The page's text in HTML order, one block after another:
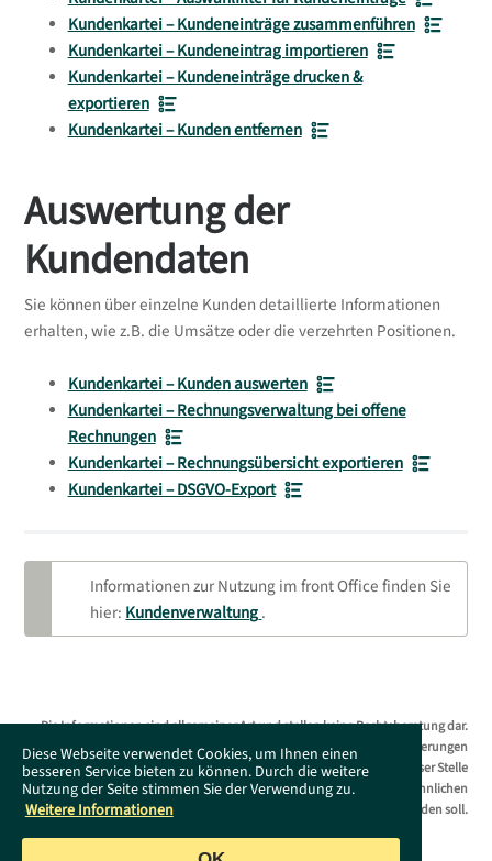
Diese Webseite verwendet Cookies, um Ihnen einen
besseren Service bieten zu können. Durch die weitere
Nutzung der Seite stimmen Sie der Verwendung zu.
Weitere Informationen
Kundenkartei – Kundeneinträge zusammenführen
Kundenkartei – Kundeneintrag importieren
Kundenkartei – Kundeneinträge drucken &
exportieren
Kundenkartei – Kunden entfernen
Auswertung der
Kundendaten
Sie können über einzelne Kunden detaillierte Informationen
erhalten, wie z.B. die Umsätze oder die verzehrten Positionen.
Kundenkartei – Kunden auswerten
Kundenkartei – Rechnungsverwaltung bei offene
Rechnungen
Kundenkartei – Rechnungsübersicht exportieren
Kundenkartei – DSGVO-Export
Informationen zur Nutzung im front Office finden Sie
hier: Kundenverwaltung.
Die Informationen sind allgemeiner Art und stellen keine Rechtsberatung dar.
Das Supportportal erhebt keinen Anspruch auf Vollständigkeit. Änderungen
bleiben ohne Vorankündigung jederzeit vorbehalten. Es wird an dieser Stelle
darauf hingewiesen, dass die ausschließliche Verwendung der männlichen
Form geschlechtsunabhängig verstanden werden soll.